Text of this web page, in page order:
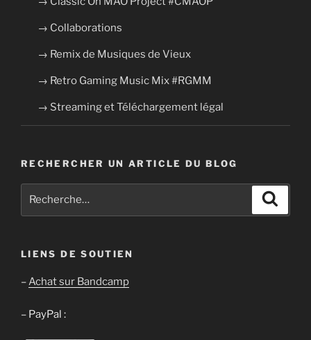
→ Collaborations
→ Remix de Musiques de Vieux
→ Retro Gaming Music Mix #RGMM
→ Streaming et Téléchargement légal
RECHERCHER UN ARTICLE DU BLOG
LIENS DE SOUTIEN
–Achat sur Bandcamp
– PayPal :